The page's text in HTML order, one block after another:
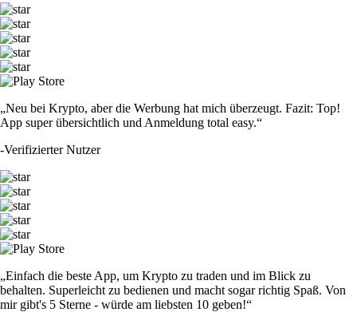
„Neu bei Krypto, aber die Werbung hat mich überzeugt. Fazit: Top!
App super übersichtlich und Anmeldung total easy.“
-Verifizierter Nutzer
„Einfach die beste App, um Krypto zu traden und im Blick zu
behalten. Superleicht zu bedienen und macht sogar richtig Spaß. Von
mir gibt's 5 Sterne - würde am liebsten 10 geben!“